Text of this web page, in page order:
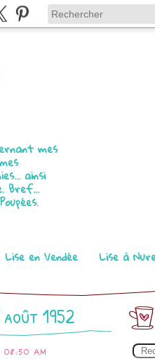
mes
ainsi
Bref...
Lise en Vendée
Lise à
août 1952
08:50 AM